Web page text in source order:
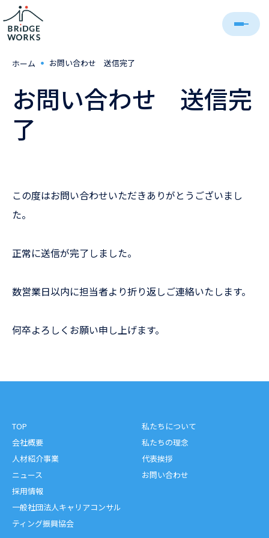
ホーム ・ お問い合わせ 送信完了
お問い合わせ 送信完
了
この度はお問い合わせいただきありがとうございまし
た。
正常に送信が完了しました。
数営業日以内に担当者より折り返しご連絡いたします。
何卒よろしくお願い申し上げます。
TOP
会社概要
人材紹介事業
ニュース
採用情報
私たちについて
私たちの理念
代表挨拶
お問い合わせ
一般社団法人キャリアコンサル
ティング振興協会